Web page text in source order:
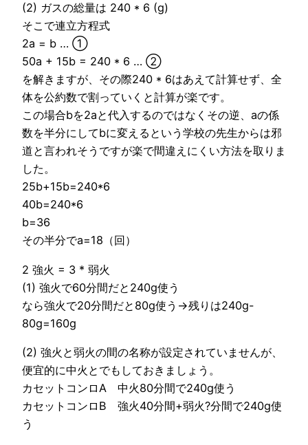
(2) ガスの総量は 240 * 6 (g)
そこで連立方程式
2a = b … ①
50a + 15b = 240 * 6 … ②
を解きますが、その際240 * 6はあえて計算せず、全
体を公約数で割っていくと計算が楽です。
この場合bを2aと代入するのではなくその逆、aの係
数を半分にしてbに変えるという学校の先生からは邪
道と言われそうですが楽で間違えにくい方法を取りま
した。
25b+15b=240*6
40b=240*6
b=36
その半分でa=18（回）
2 強火 = 3 * 弱火
(1) 強火で60分間だと240g使う
なら強火で20分間だと80g使う→残りは240g-
80g=160g
(2) 強火と弱火の間の名称が設定されていませんが、
便宜的に中火とでもしておきましょう。
カセットコンロA 中火80分間で240g使う
カセットコンロB 強火40分間+弱火?分間で240g使
う